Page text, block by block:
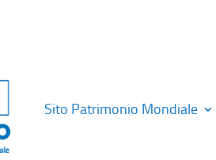
Sito Patrimonio Mondiale